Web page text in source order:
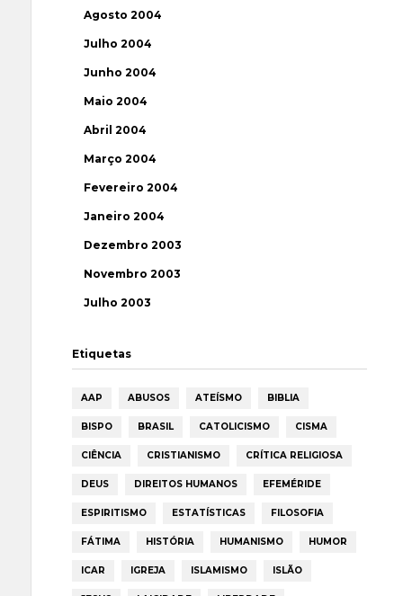
Agosto 2004
Julho 2004
Junho 2004
Maio 2004
Abril 2004
Março 2004
Fevereiro 2004
Janeiro 2004
Dezembro 2003
Novembro 2003
Julho 2003
Etiquetas
AAP ABUSOS ATEÍSMO BIBLIA
BISPO BRASIL CATOLICISMO CISMA
CIÊNCIA CRISTIANISMO CRÍTICA RELIGIOSA
DEUS DIREITOS HUMANOS EFEMÉRIDE
ESPIRITISMO ESTATÍSTICAS FILOSOFIA
FÁTIMA HISTÓRIA HUMANISMO HUMOR
ICAR IGREJA ISLAMISMO ISLÃO